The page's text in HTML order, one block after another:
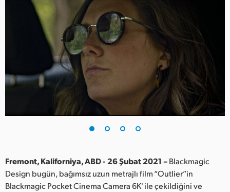
China
Denmark
Finland
France
Germany
India
Italy
Fremont, Kaliforniya, ABD - 26 Şubat 2021 –Blackmagic
Design bugün, bağımsız uzun metrajlı film “Outlier”in
Blackmagic Pocket Cinema Camera 6K' ile çekildiğini ve